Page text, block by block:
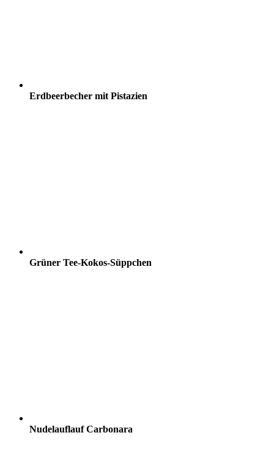
Erdbeerbecher mit Pistazien
Grüner Tee-Kokos-Süppchen
Nudelauflauf Carbonara